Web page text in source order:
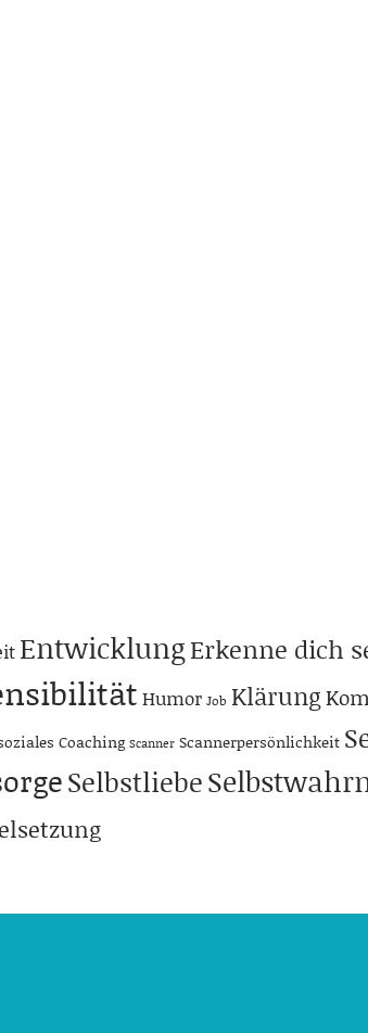
EntwicklungErkenne dich
Humor Job Klärung
Coaching Scanner Scannerpersönlichkeit
Selbstliebe